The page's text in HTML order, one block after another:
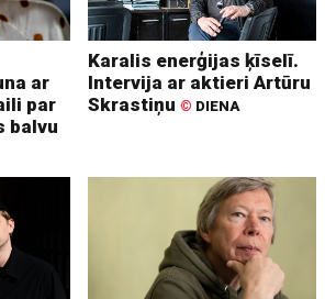
ar
par
balvu
Karalis enerģijas ķīselī.
Intervija ar aktieri Artūru
Skrastiņu © DIENA